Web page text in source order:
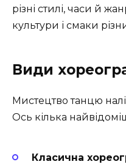
різні стилі, часи й
культури і смаки
Види
Мистецтво танцю
Ось кілька
Класична